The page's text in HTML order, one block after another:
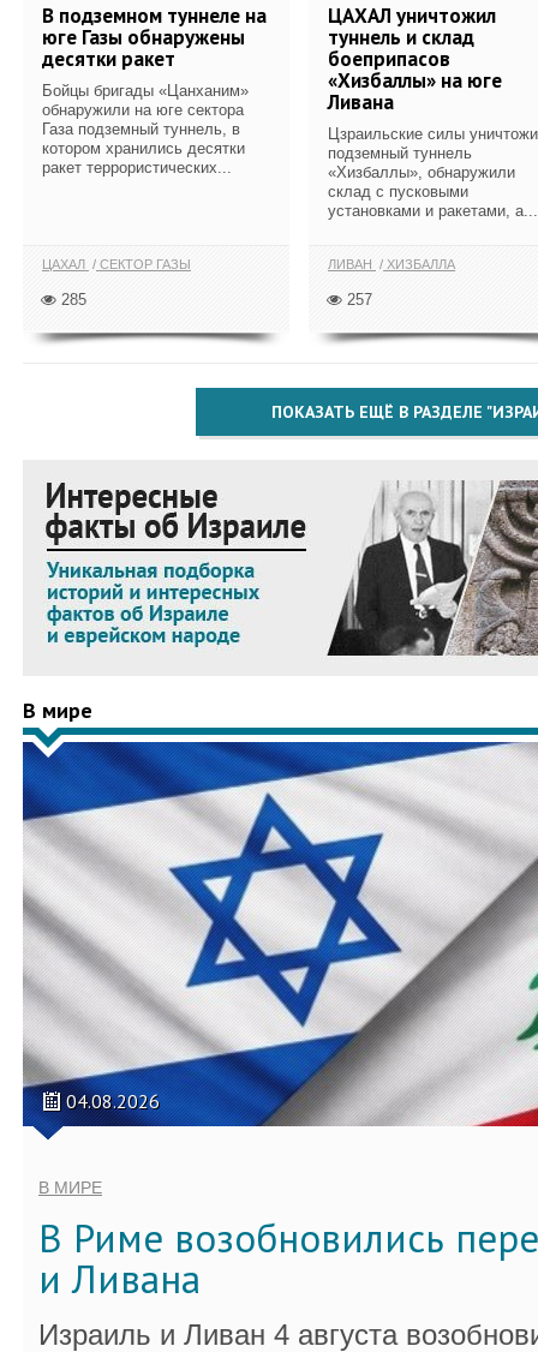
В подземном туннеле на
юге Газы обнаружены
десятки ракет
Бойцы бригады «Цанханим»
обнаружили на юге сектора
Газа подземный туннель, в
котором хранились десятки
ракет террористических...
ЦАХАЛ СЕКТОР ГАЗЫ
285
ЦАХАЛ уничтожил
туннель и склад
боеприпасов
«Хизбаллы» на юге
Ливана
Цзраильские силы
подземный туннель
«Хизбаллы», обнаружили
склад с пусковыми
установками и ракетами, а...
ЛИВАН ХИЗБАЛЛА
257
ПОКАЗАТЬ ЕЩЁ В РАЗДЕЛЕ
В мире
04.08.2026
В МИРЕ
В Риме возобновились
и Ливана
Израиль и Ливан 4 августа